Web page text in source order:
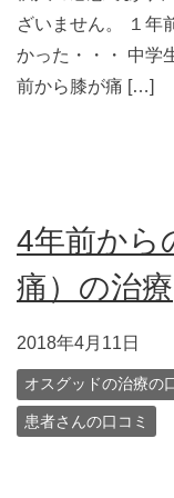
ざいません。 １年
かった・・・ 中学
前から膝が痛 […]
4年前から
痛）の治療
2018年4月11日
オスグッドの治療の
患者さんの口コミ